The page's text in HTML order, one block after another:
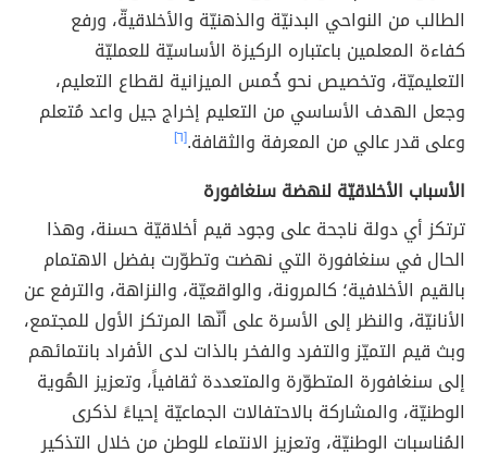
الطالب من النواحي البدنيّة والذهنيّة والأخلاقيةّ، ورفع
كفاءة المعلمين باعتباره الركيزة الأساسيّة للعمليّة
التعليميّة، وتخصيص نحو خُمس الميزانية لقطاع التعليم،
وجعل الهدف الأساسي من التعليم إخراج جيل واعد مُتعلم
وعلى قدر عالي من المعرفة والثقافة.[٦]
الأسباب الأخلاقيّة لنهضة سنغافورة
ترتكز أي دولة ناجحة على وجود قيم أخلاقيّة حسنة، وهذا
الحال في سنغافورة التي نهضت وتطوّرت بفضل الاهتمام
بالقيم الأخلافية؛ كالمرونة، والواقعيّة، والنزاهة، والترفع عن
الأنانيّة، والنظر إلى الأسرة على أنّها المرتكز الأول للمجتمع،
وبث قيم التميّز والتفرد والفخر بالذات لدى الأفراد بانتمائهم
إلى سنغافورة المتطوّرة والمتعددة ثقافياً، وتعزيز الهُوية
الوطنيّة، والمشاركة بالاحتفالات الجماعيّة إحياءً لذكرى
المُناسبات الوطنيّة، وتعزيز الانتماء للوطن من خلال التذكير